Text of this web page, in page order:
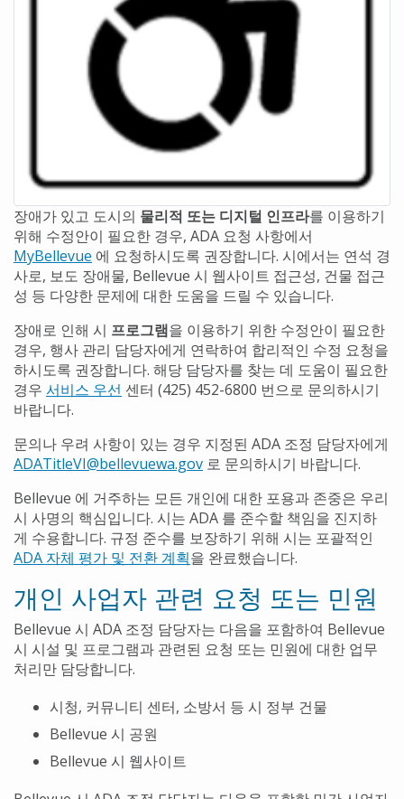
장애가 있고 도시의 물리적 또는 디지털 인프라를 이용하기
위해 수정안이 필요한 경우, ADA 요청 사항에서
MyBellevue 에 요청하시도록 권장합니다. 시에서는 연석 경
사로, 보도 장애물, Bellevue 시 웹사이트 접근성, 건물 접근
성 등 다양한 문제에 대한 도움을 드릴 수 있습니다.
장애로 인해 시 프로그램을 이용하기 위한 수정안이 필요한
경우, 행사 관리 담당자에게 연락하여 합리적인 수정 요청을
하시도록 권장합니다. 해당 담당자를 찾는 데 도움이 필요한
경우 서비스 우선 센터 (425) 452-6800 번으로 문의하시기
바랍니다.
문의나 우려 사항이 있는 경우 지정된 ADA 조정 담당자에게
ADATitleVI@bellevuewa.gov 로 문의하시기 바랍니다.
Bellevue 에 거주하는 모든 개인에 대한 포용과 존중은 우리
시 사명의 핵심입니다. 시는 ADA 를 준수할 책임을 진지하
게 수용합니다. 규정 준수를 보장하기 위해 시는 포괄적인
ADA 자체 평가 및 전환 계획을 완료했습니다.
개인 사업자 관련 요청 또는 민원
Bellevue 시 ADA 조정 담당자는 다음을 포함하여 Bellevue
시 시설 및 프로그램과 관련된 요청 또는 민원에 대한 업무
처리만 담당합니다.
시청, 커뮤니티 센터, 소방서 등 시 정부 건물
Bellevue 시 공원
Bellevue 시 웹사이트